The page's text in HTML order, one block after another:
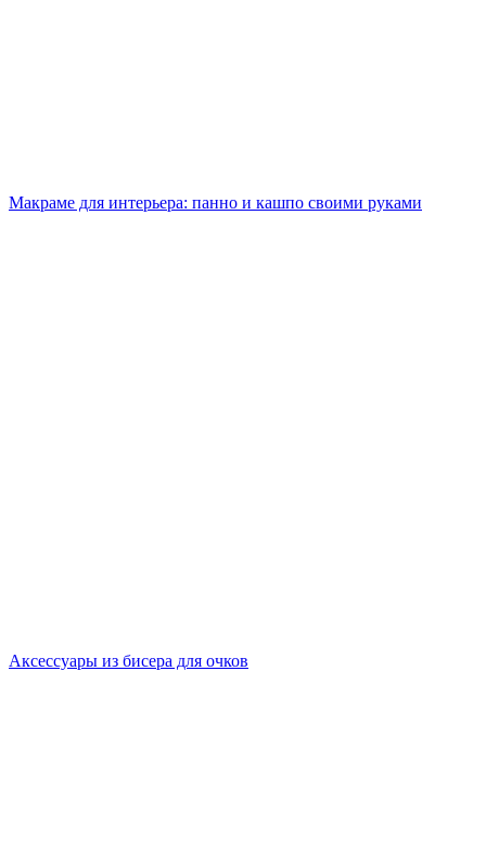
Макраме для интерьера: панно и кашпо своими руками
Аксессуары из бисера для очков